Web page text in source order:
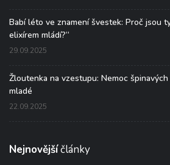
Babí léto ve znamení švestek: Proč jsou
elixírem mládí?“
29.09.2025
Žloutenka na vzestupu: Nemoc
mladé
22.09.2025
Nejnovějšíčlánky